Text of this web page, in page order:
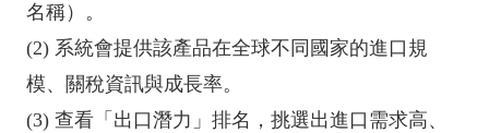
名稱）。
(2) 系統會提供該產品在全球不同國家的進口規
模、關稅資訊與成長率。
(3) 查看「出口潛力」排名，挑選出進口需求高、